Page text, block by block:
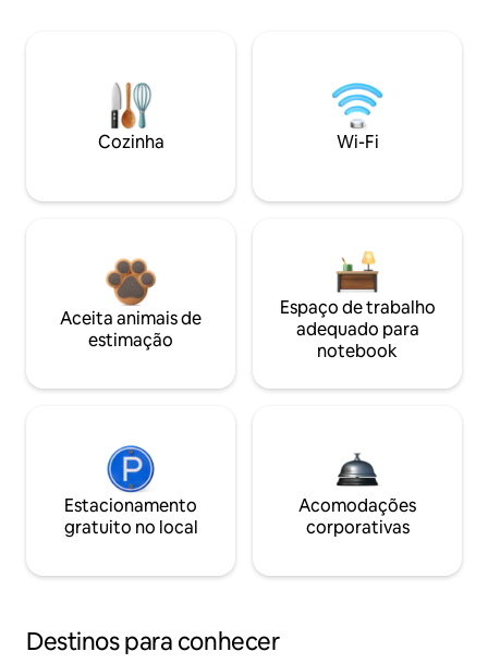
Cozinha Wi-Fi
Aceita animais de
estimação
Espaço de trabalho
adequado para
notebook
Estacionamento
gratuito no local
Acomodações
corporativas
Destinos para conhecer